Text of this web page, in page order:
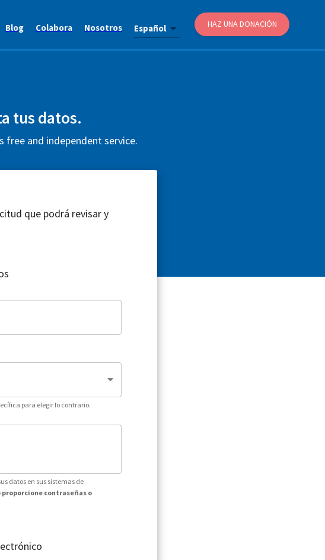
Blog Colabora Nosotros Español HAZ UNA DONACIÓN
tus datos.
free and independent service.
que podrá revisar y
para elegir lo contrario.
datos en sus sistemas de
proporcione contraseñas o